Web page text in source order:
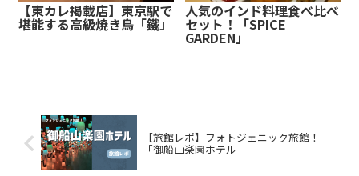
【東カレ掲載店】東京駅で
堪能する高級焼き鳥「鐵」
人気のインド料理食べ比べ
セット！「SPICE
GARDEN」
【旅館レポ】フォトジェニック旅館！
「御船山楽園ホテル」